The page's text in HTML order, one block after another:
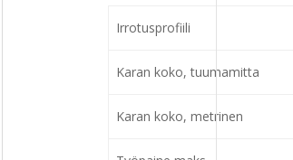
Irrotusprofiili
Karan koko, tuumamitta
Karan koko, metrinen